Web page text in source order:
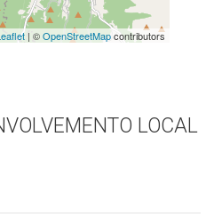
| ©OpenStreetMapcontributors
LOCAL